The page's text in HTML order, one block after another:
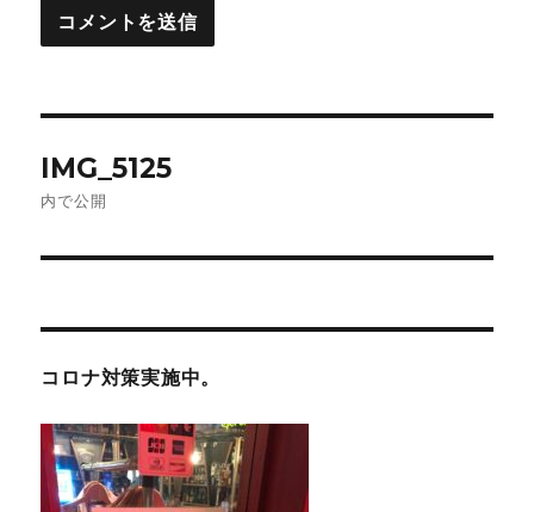
稿
ゲ
ー
シ
ョ
IMG_5125
内で公開
コロナ対策実施中。